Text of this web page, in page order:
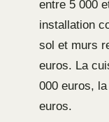
entre 5 000
installation
sol et murs
euros. La
000 euros,
euros.